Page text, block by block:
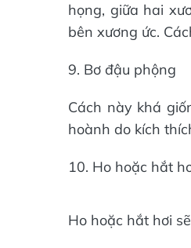
họng, giữa hai
bên xương ức.
9. Bơ đậu phộng
Cách này khá
hoành do kích
10. Ho hoặc hắt
Ho hoặc hắt hơi